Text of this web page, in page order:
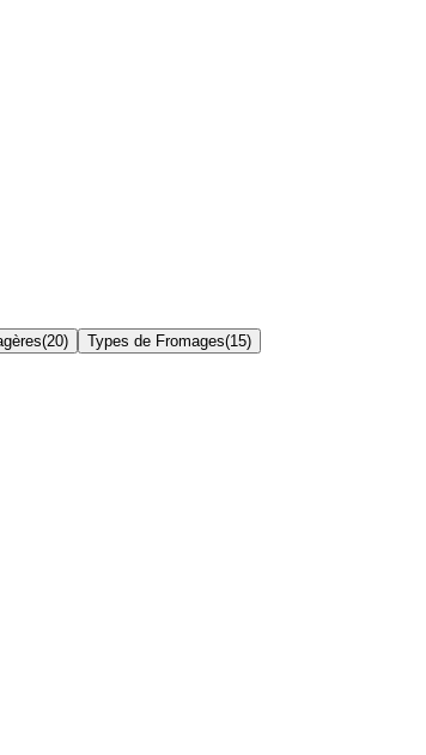
(20) Types de Fromages(15)